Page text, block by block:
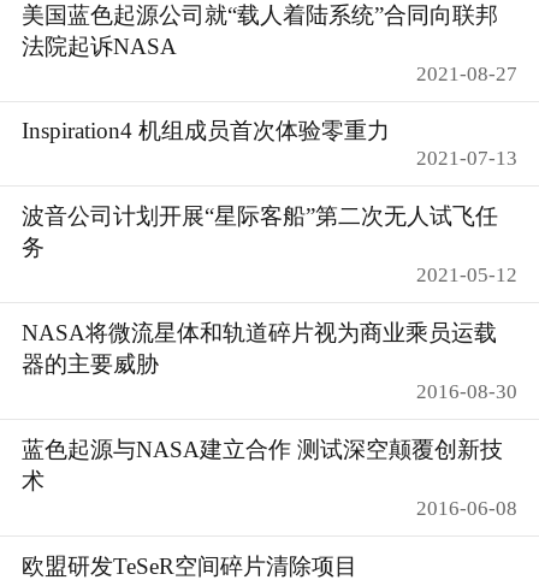
美国蓝色起源公司就“载人着陆系统”合同向联邦
法院起诉NASA
2021-08-27
Inspiration4 机组成员首次体验零重力
2021-07-13
波音公司计划开展“星际客船”第二次无人试飞任
务
2021-05-12
NASA将微流星体和轨道碎片视为商业乘员运载
器的主要威胁
2016-08-30
蓝色起源与NASA建立合作 测试深空颠覆创新技
术
2016-06-08
欧盟研发TeSeR空间碎片清除项目